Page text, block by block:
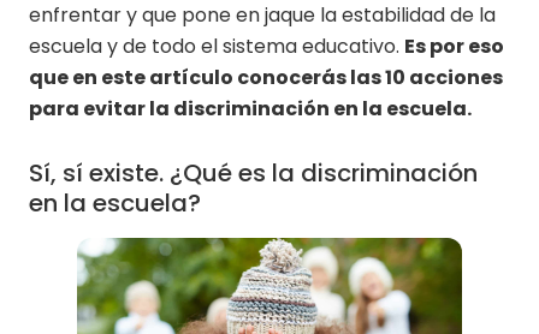
enfrentar y que pone en jaque la estabilidad de la
escuela y de todo el sistema educativo. Es por eso
que en este artículo conocerás las 10 acciones
para evitar la discriminación en la escuela.
Sí, sí existe. ¿Qué es la discriminación
en la escuela?